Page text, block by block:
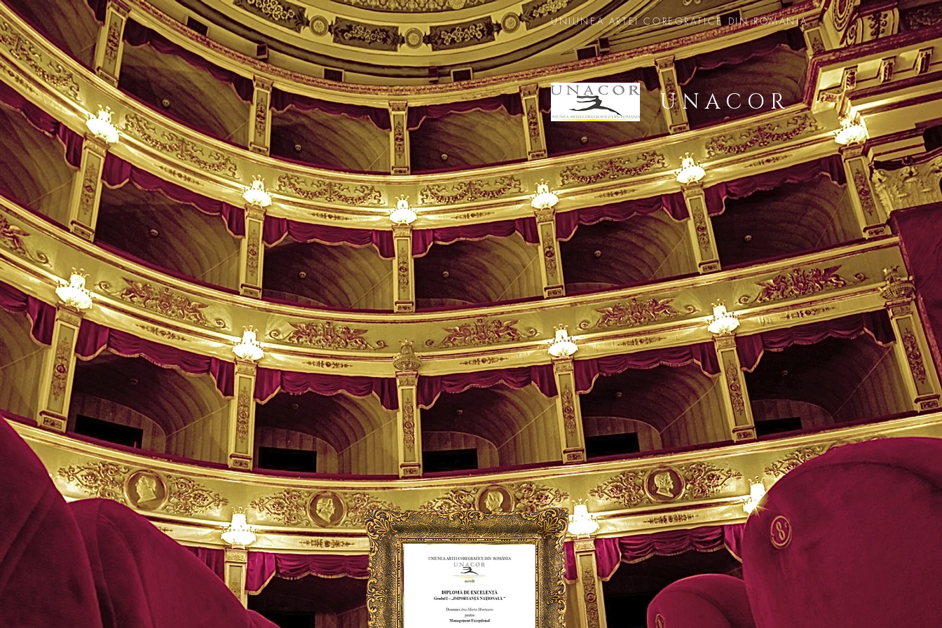
UNIUNEA ARTEI COREGRAFICE DIN ROMANIA
U N A C O R